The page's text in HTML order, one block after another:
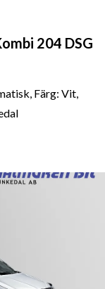
204 DSG
Färg: Vit,